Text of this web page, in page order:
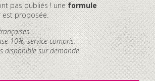
pas oubliés ! uneformule
proposée.
10%, service compris.
disponible sur demande.